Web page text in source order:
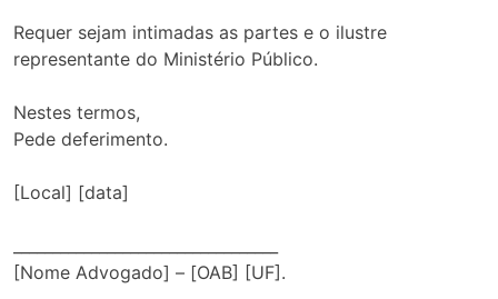
Requer sejam intimadas as partes e o ilustre
representante do Ministério Público.
Nestes termos,
Pede deferimento.
[Local] [data]
[Nome Advogado] – [OAB] [UF].